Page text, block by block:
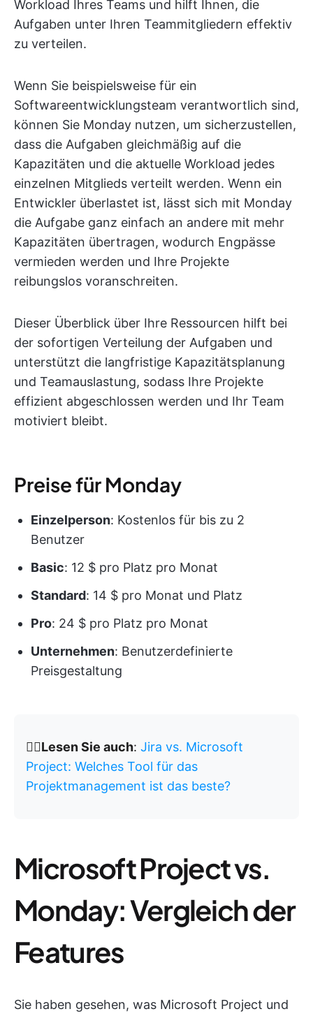
Workload Ihres Teams und hilft Ihnen, die
Aufgaben unter Ihren Teammitgliedern effektiv
zu verteilen.
Wenn Sie beispielsweise für ein
Softwareentwicklungsteam verantwortlich sind,
können Sie Monday nutzen, um sicherzustellen,
dass die Aufgaben gleichmäßig auf die
Kapazitäten und die aktuelle Workload jedes
einzelnen Mitglieds verteilt werden. Wenn ein
Entwickler überlastet ist, lässt sich mit Monday
die Aufgabe ganz einfach an andere mit mehr
Kapazitäten übertragen, wodurch Engpässe
vermieden werden und Ihre Projekte
reibungslos voranschreiten.
Dieser Überblick über Ihre Ressourcen hilft bei
der sofortigen Verteilung der Aufgaben und
unterstützt die langfristige Kapazitätsplanung
und Teamauslastung, sodass Ihre Projekte
effizient abgeschlossen werden und Ihr Team
motiviert bleibt.
Preise für Monday
Einzelperson: Kostenlos für bis zu 2
Benutzer
Basic: 12 $ pro Platz pro Monat
Standard: 14 $ pro Monat und Platz
Pro: 24 $ pro Platz pro Monat
Unternehmen: Benutzerdefinierte
Preisgestaltung
👉🏽Lesen Sie auch: Jira vs. Microsoft
Project: Welches Tool für das
Projektmanagement ist das beste?
Microsoft Project vs.
Monday: Vergleich der
Features
Sie haben gesehen, was Microsoft Project und